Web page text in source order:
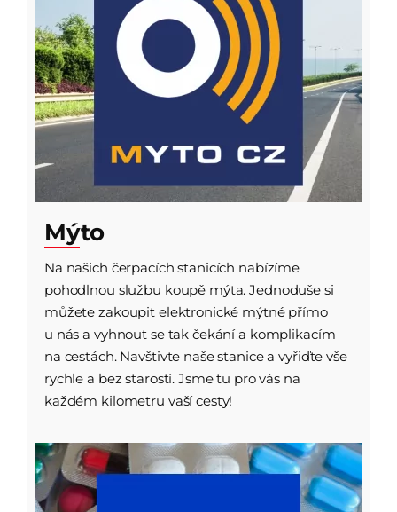
Mýto
Na našich čerpacích stanicích nabízíme
pohodlnou službu koupě mýta. Jednoduše si
můžete zakoupit elektronické mýtné přímo
u nás a vyhnout se tak čekání a komplikacím
na cestách. Navštivte naše stanice a vyřiďte vše
rychle a bez starostí. Jsme tu pro vás na
každém kilometru vaší cesty!